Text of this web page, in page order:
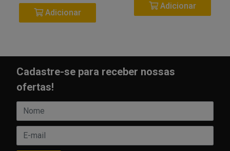
Adicionar
Adicionar
Cadastre-se para receber nossas
ofertas!